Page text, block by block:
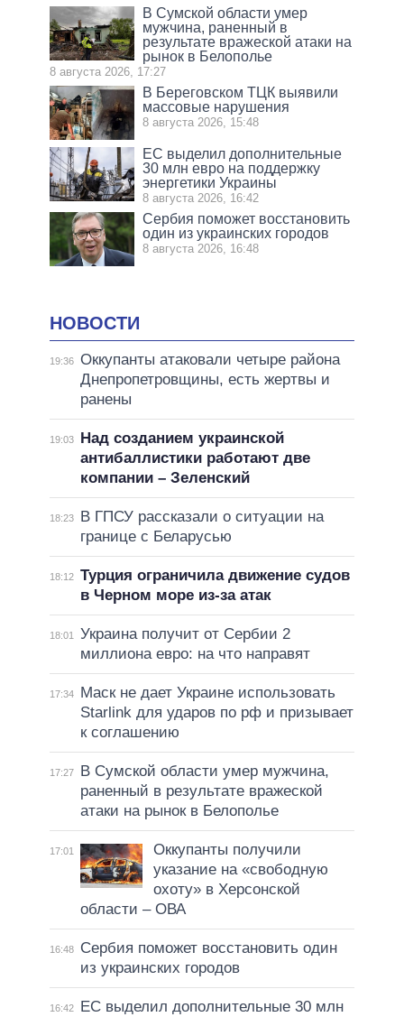
В Сумской области умер
мужчина, раненный в
результате вражеской атаки на
рынок в Белополье
8 августа 2026, 17:27
В Береговском ТЦК выявили
массовые нарушения
8 августа 2026, 15:48
ЕС выделил дополнительные
30 млн евро на поддержку
энергетики Украины
8 августа 2026, 16:42
Сербия поможет восстановить
один из украинских городов
8 августа 2026, 16:48
НОВОСТИ
19:36 Оккупанты атаковали четыре района
Днепропетровщины, есть жертвы и
ранены
19:03
Над созданием украинской
антибаллистики работают две
компании – Зеленский
18:23
В ГПСУ рассказали о ситуации на
границе с Беларусью
18:12 Турция ограничила движение судов
в Черном море из-за атак
18:01
Украина получит от Сербии 2
миллиона евро: на что направят
17:34
Маск не дает Украине использовать
Starlink для ударов по рф и призывает
к соглашению
17:27
В Сумской области умер мужчина,
раненный в результате вражеской
атаки на рынок в Белополье
17:01
Оккупанты получили
указание на «свободную
охоту» в Херсонской
области – ОВА
16:48
Сербия поможет восстановить один
из украинских городов
16:42
ЕС выделил дополнительные 30 млн